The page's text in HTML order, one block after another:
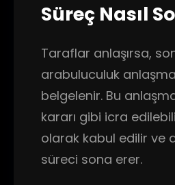
Süreç Nasıl
Taraflar anlaşırsa,
arabuluculuk
belgelenir. Bu
kararı gibi icra
olarak kabul edilir ve
süreci sona erer.